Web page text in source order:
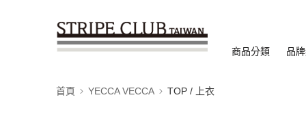
商品分類 品
首頁 YECCA VECCA TOP / 上衣